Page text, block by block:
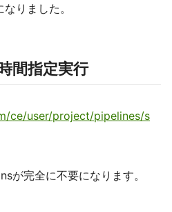
りました。
間指定実行
ce/user/project/pipelines/s
が完全に不要になります。